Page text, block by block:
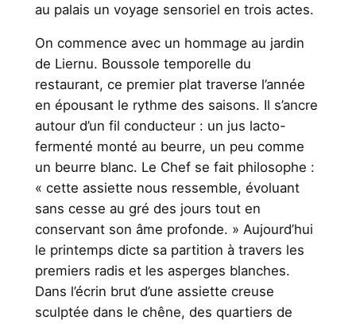
au palais un voyage sensoriel en trois actes.
On commence avec un hommage au jardin
de Liernu. Boussole temporelle du
restaurant, ce premier plat traverse l’année
en épousant le rythme des saisons. Il s’ancre
autour d’un fil conducteur : un jus lacto-
fermenté monté au beurre, un peu comme
un beurre blanc. Le Chef se fait philosophe :
« cette assiette nous ressemble, évoluant
sans cesse au gré des jours tout en
conservant son âme profonde. » Aujourd’hui
le printemps dicte sa partition à travers les
premiers radis et les asperges blanches.
Dans l’écrin brut d’une assiette creuse
sculptée dans le chêne, des quartiers de